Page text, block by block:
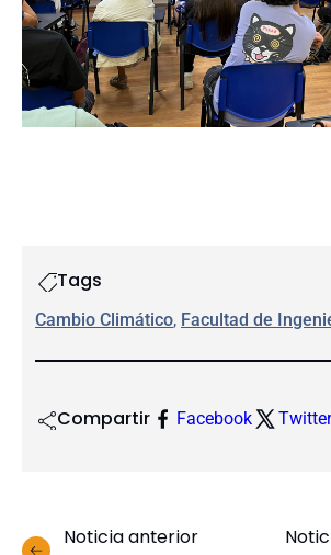
Tags
Cambio Climático, Facultad de
Compartir Facebook Twitter
Noticia anterior